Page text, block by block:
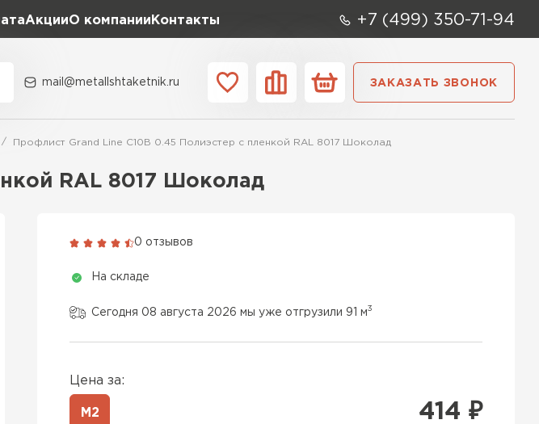
АкцииО компании Контакты +7 (499) 350-71-94
mail@metallshtaketnik.ru ЗАКАЗАТЬ ЗВОНОК
Профлист Grand Line C10В 0.45 Полиэстер с пленкой RAL 8017 Шоколад
RAL 8017 Шоколад
0 отзывов
На складе
Сегодня 08 августа 2026 мы уже отгрузили 91 м3
Цена за:
М2 414 ₽